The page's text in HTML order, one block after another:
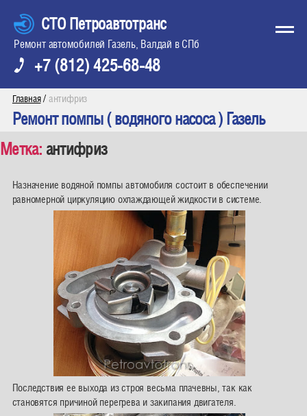
СТО Петроавтотранс
Ремонт автомобилей Газель, Валдай в СПб
+7 (812) 425-68-48
Главная/ антифриз
Ремонт помпы ( водяного насоса ) Газель
Метка: антифриз
Назначение водяной помпы автомобиля состоит в обеспечении
равномерной циркуляцию охлаждающей жидкости в системе.
Последствия ее выхода из строя весьма плачевны, так как
становятся причиной перегрева и закипания двигателя.